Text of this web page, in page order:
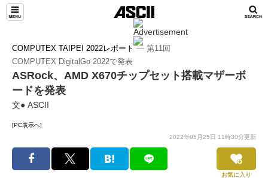
COMPUTEX TAIPEI 2022レポート― 第11回
COMPUTEX DigitalGo 2022で発表
ASRock、AMD X670チップセット搭載マザーボ
ードを発表
文● ASCII
[PC表示へ]
2022年05月25日 11時30分更新
お気に入り